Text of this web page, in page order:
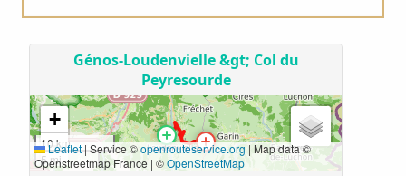
El perfil
Es bueno saberlo